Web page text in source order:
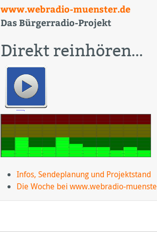
www.webradio-muenster.de
Das Bürgerradio-Projekt
Direkt reinhören…
Infos, Sendeplanung und Projektstand
Die Woche bei www.webradio-